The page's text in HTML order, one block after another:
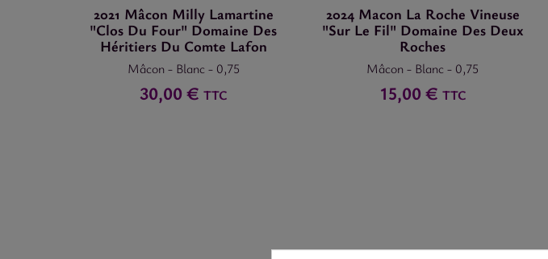
2021 Mâcon Milly Lamartine
"Clos Du Four" Domaine Des
Héritiers Du Comte Lafon
Mâcon - Blanc - 0,75
30,00 €TTC
2024 Macon La Roche Vineuse
"Sur Le Fil" Domaine Des Deux
Roches
Mâcon- Blanc- 0,75
15,00 € TTC